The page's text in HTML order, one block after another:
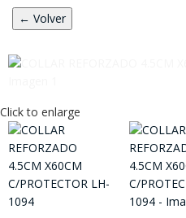
← Volver
Click to enlarge